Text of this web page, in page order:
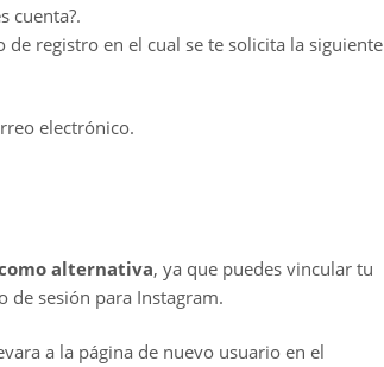
cuenta?.
de registro en el cual se te solicita la siguiente
electrónico.
alternativa, ya que puedes vincular tu
de sesión para Instagram.
a la página de nuevo usuario en el